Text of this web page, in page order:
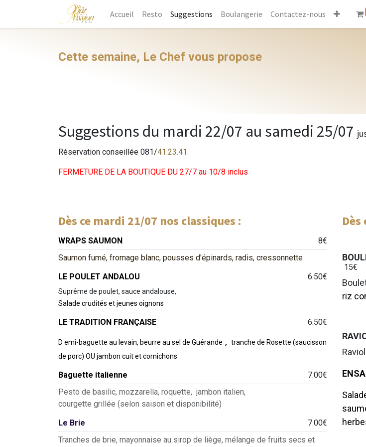
Accueil Resto Suggestions Boulangerie Contactez-nous
Cette semaine, Le Chef vous propose
Suggestions du mardi 22/07 au samedi 25/07
Réservation conseillée 081/41.23.41.
FERMETURE DE LA BOUTIQUE DU 27/7 au 10/8 inclus
Dès ce mardi 21/07 nos classiques :
WRAPS SAUMON
8€
Saumon fumé, fromage blanc, pousses d'épinards, radis, cressonnette
LE POULET ANDALOU
6.50€
Suprême de poulet, sauce andalouse,
Salade crudités et jeunes oignons
LE TRADITION FRANÇAISE 6.50€
D emi-baguette au levain, beurre au sel de Guérande , tranche de Rosette (saucisson
de porc) OU jambon cuit et cornichons
Baguette italienne
7.00€
Pesto de basilic, mozzarella, roquette, jambon italien,
courgette grillée (selon saison et disponibilité)
Le Brie
7.00€
Tranches de brie, mayonnaise au sirop de liège, mélange de fruits secs et
15€
riz